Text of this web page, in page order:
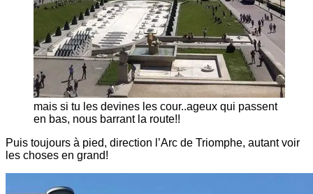
mais si tu les devines les cour..ageux qui passent
en bas, nous barrant la route!!
Puis toujours à pied, direction l’Arc de Triomphe, autant voir
les choses en grand!